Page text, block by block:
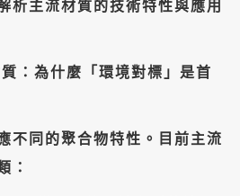
析主流材質的技術特性與應用
：為什麼「環境對標」是首
不同的聚合物特性。目前主流
：